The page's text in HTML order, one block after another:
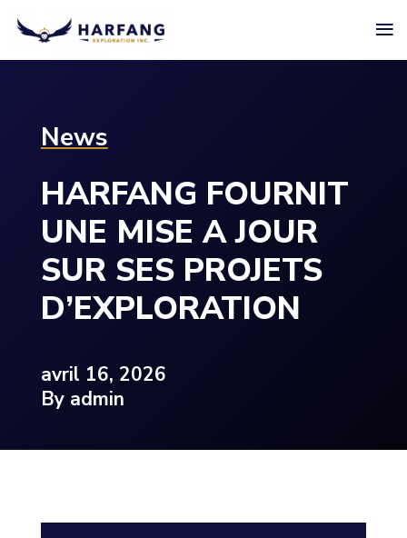
≡
News
HARFANG FOURNIT
UNE MISE A JOUR
SUR SES PROJETS
D’EXPLORATION
avril 16, 2026
By admin